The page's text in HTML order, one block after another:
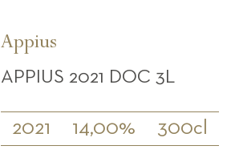
Appius
APPIUS 2021 DOC 3L
2021 14,00% 300cl